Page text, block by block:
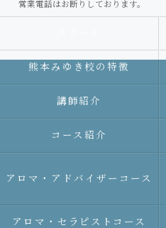
営業電話はお断りしております。
熊本みゆき校の特徴
講師紹介
コース紹介
アロマ・アドバイザーコース
アロマ・セラピストコース